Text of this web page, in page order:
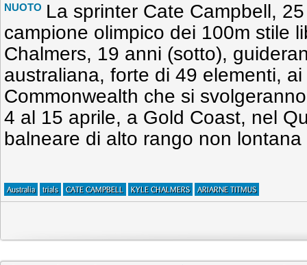
NUOTO La sprinter Cate Campbell,
campione olimpico dei 100m stile
Chalmers, 19 anni (sotto),
australiana, forte di 49 elementi,
Commonwealth che si
4 al 15 aprile, a Gold Coast, nel
balneare di alto rango non
Australia trials CATE CAMPBELL KYLE CHALMERS ARIARNE TITMUS